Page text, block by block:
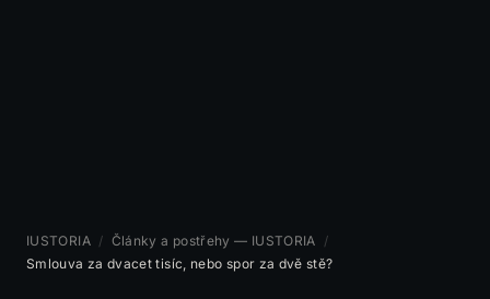
IUSTORIA / Články a postřehy — IUSTORIA /
Smlouva za dvacet tisíc, nebo spor za dvě stě?